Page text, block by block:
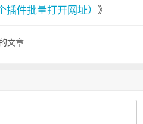
插件批量打开网址） 》
的文章